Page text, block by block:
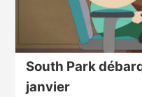
South Park
janvier